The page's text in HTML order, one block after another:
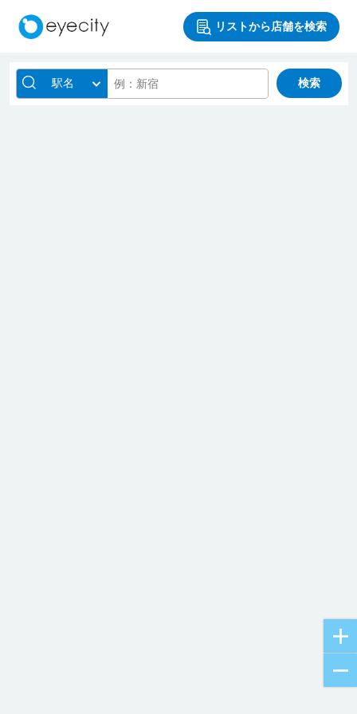
リストから店舗を検索
駅名 検索